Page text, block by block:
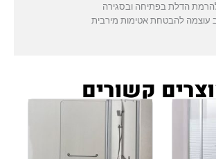
הדלת בפתיחה ובסגירה
עוצמה להבטחת אטימות מירבית
קשורים
מספר